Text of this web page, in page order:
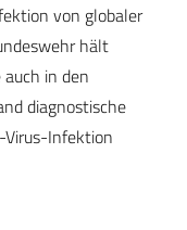
von globaler
hält
in den
diagnostische
Virus-Infektion